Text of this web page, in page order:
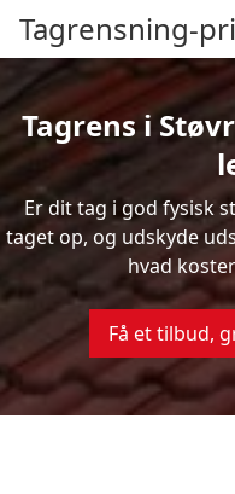
Tagrensning-
Tagrens i
Er dit tag i god fysisk
taget op, og udskyde
hvad
Få et tilbud,